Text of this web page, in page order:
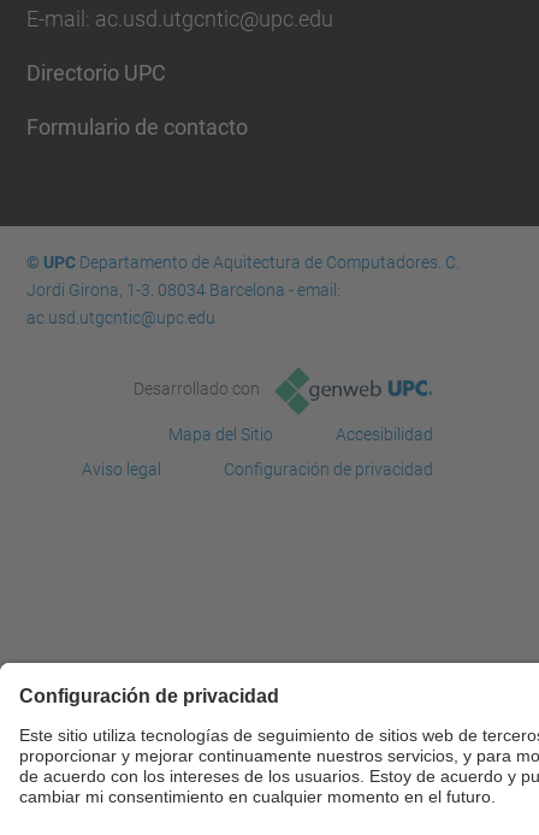
E-mail: ac.usd.utgcntic@upc.edu
Directorio UPC
Formulario de contacto
© UPCDepartamento de Aquitectura de Computadores. C.
Jordi Girona, 1-3. 08034 Barcelona - email:
ac.usd.utgcntic@upc.edu
Desarrollado con
Mapa del Sitio
Accesibilidad
Aviso legal
Configuración de privacidad